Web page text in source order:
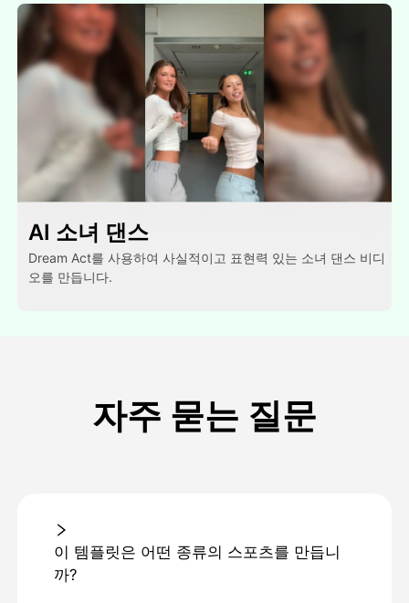
AI 소녀 댄스
Dream Act를 사용하여 사실적이고 표현력 있는 소녀 댄스 비디
오를 만듭니다.
자주 묻는 질문
이 템플릿은 어떤 종류의 스포츠를 만듭니
까?